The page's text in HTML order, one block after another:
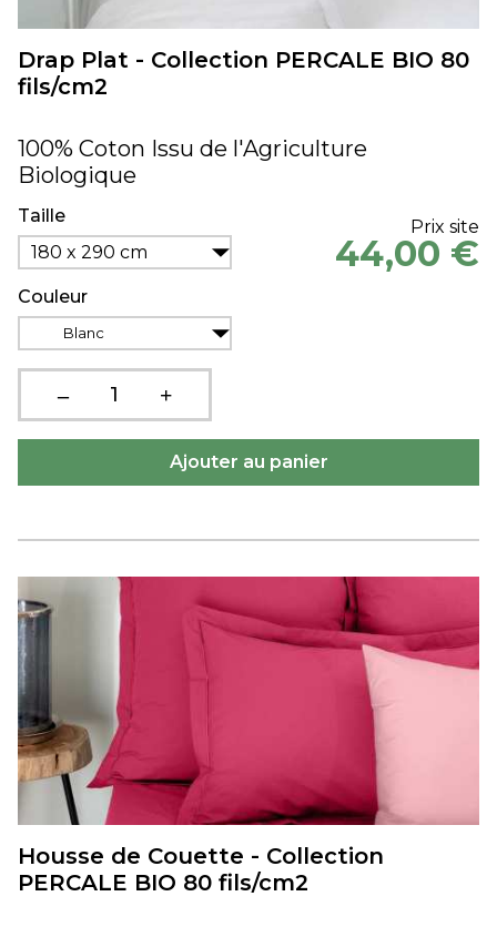
Drap Plat - Collection PERCALE BIO 80
fils/cm2
100% Coton Issu de l'Agriculture
Biologique
Taille
180 x 290 cm
Couleur
Blanc
Prix site
44,00 €
Housse de Couette - Collection
PERCALE BIO 80 fils/cm2